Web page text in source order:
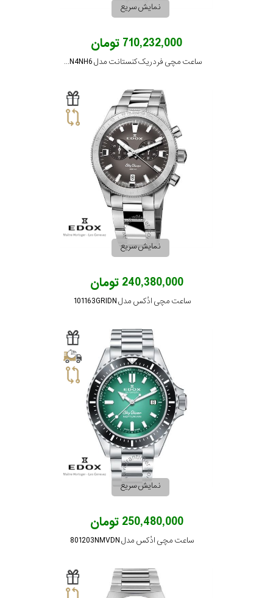
نمایش سریع
710,232,000 تومان
ساعت مچی فردریک کنستانت مدل FC-391WN4NH6
نمایش سریع
240,380,000 تومان
ساعت مچی ادُکس مدل 101163GRIDN
نمایش سریع
250,480,000 تومان
ساعت مچی ادُکس مدل 801203NMVDN